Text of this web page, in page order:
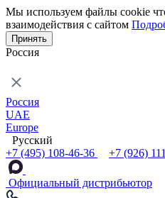
Мы используем файлы cookie
взаимодействия с сайтом
Принять
Россия
Россия
UAE
Europe
Русский
+7 (495) 108-46-36
+7 (926)
Официальный дистрибьютор